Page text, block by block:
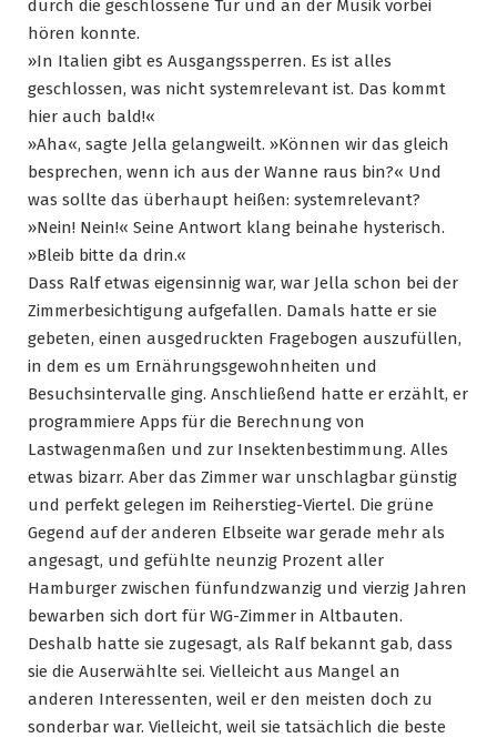
durch die geschlossene Tür und an der Musik vorbei
hören konnte.
»In Italien gibt es Ausgangssperren. Es ist alles
geschlossen, was nicht systemrelevant ist. Das kommt
hier auch bald!«
»Aha«, sagte Jella gelangweilt. »Können wir das gleich
besprechen, wenn ich aus der Wanne raus bin?« Und
was sollte das überhaupt heißen: systemrelevant?
»Nein! Nein!« Seine Antwort klang beinahe hysterisch.
»Bleib bitte da drin.«
Dass Ralf etwas eigensinnig war, war Jella schon bei der
Zimmerbesichtigung aufgefallen. Damals hatte er sie
gebeten, einen ausgedruckten Fragebogen auszufüllen,
in dem es um Ernährungsgewohnheiten und
Besuchsintervalle ging. Anschließend hatte er erzählt, er
programmiere Apps für die Berechnung von
Lastwagenmaßen und zur Insektenbestimmung. Alles
etwas bizarr. Aber das Zimmer war unschlagbar günstig
und perfekt gelegen im Reiherstieg-Viertel. Die grüne
Gegend auf der anderen Elbseite war gerade mehr als
angesagt, und gefühlte neunzig Prozent aller
Hamburger zwischen fünfundzwanzig und vierzig Jahren
bewarben sich dort für WG-Zimmer in Altbauten.
Deshalb hatte sie zugesagt, als Ralf bekannt gab, dass
sie die Auserwählte sei. Vielleicht aus Mangel an
anderen Interessenten, weil er den meisten doch zu
sonderbar war. Vielleicht, weil sie tatsächlich die beste